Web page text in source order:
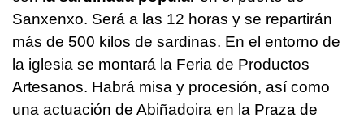
Sanxenxo. Será a las 12 horas y se repartirán
más de 500 kilos de sardinas. En el entorno de
la iglesia se montará la Feria de Productos
Artesanos. Habrá misa y procesión, así como
una actuación de Abiñadoira en la Praza de